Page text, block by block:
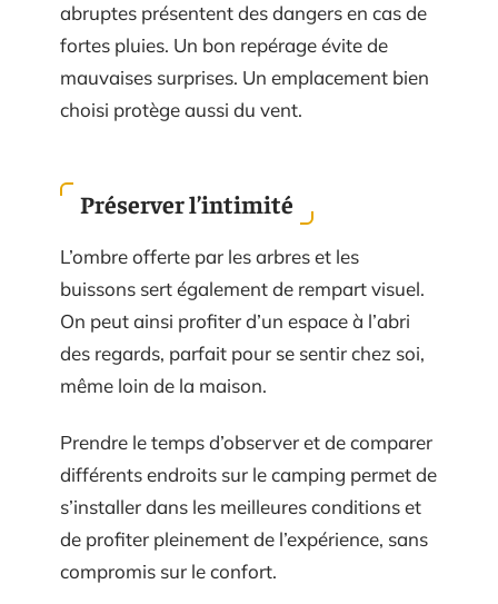
abruptes présentent des dangers en cas de
fortes pluies. Un bon repérage évite de
mauvaises surprises. Un emplacement bien
choisi protège aussi du vent.
Préserver l’intimité
L’ombre offerte par les arbres et les
buissons sert également de rempart visuel.
On peut ainsi profiter d’un espace à l’abri
des regards, parfait pour se sentir chez soi,
même loin de la maison.
Prendre le temps d’observer et de comparer
différents endroits sur le camping permet de
s’installer dans les meilleures conditions et
de profiter pleinement de l’expérience, sans
compromis sur le confort.